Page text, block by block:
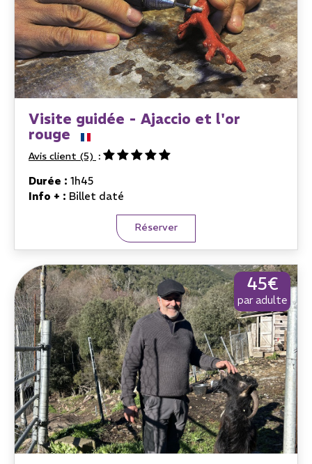
Visite guidée - Ajaccio et l'or
rouge
Avis client (5)
Durée : 1h45
Info + : Billet daté
Réserver
45€
par adulte